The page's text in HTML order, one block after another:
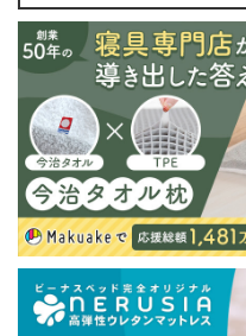
※北海道・沖縄
が発生する場
る場合がありま
※できる限り実
が、閲覧環境
了承ください。